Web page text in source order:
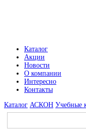
Каталог
Акции
Новости
О компании
Интересно
Контакты
Каталог АСКОН Учебные